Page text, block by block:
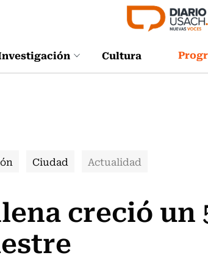
Cultura
Ciudad Actualidad
creció un